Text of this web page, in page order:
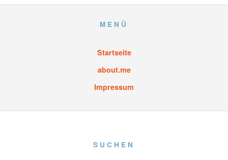
MENÜ
Startseite
about.me
Impressum
SUCHEN